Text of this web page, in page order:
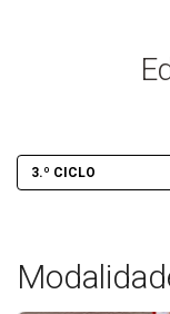
Filtrar por
Escolher Ciclo